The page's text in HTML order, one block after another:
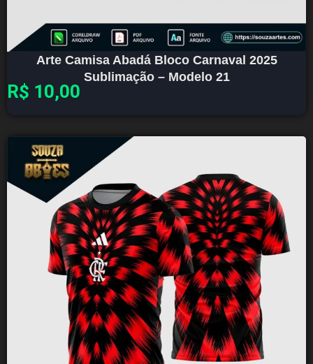
Arte Camisa Abadá Bloco Carnaval 2025
Sublimação – Modelo 21
R$ 10,00